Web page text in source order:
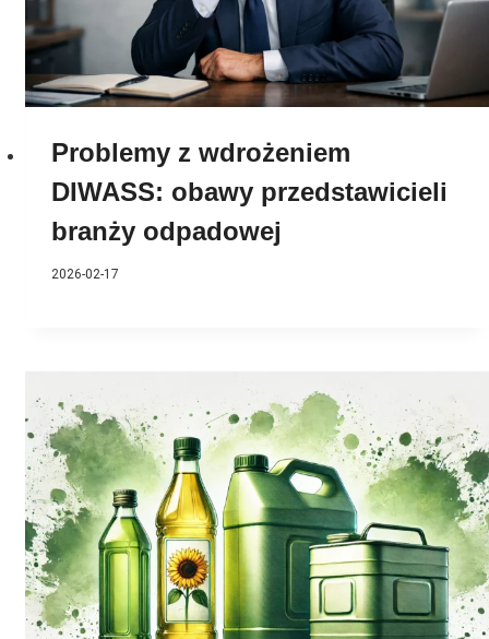
Problemy z wdrożeniem
DIWASS: obawy przedstawicieli
branży odpadowej
2026-02-17